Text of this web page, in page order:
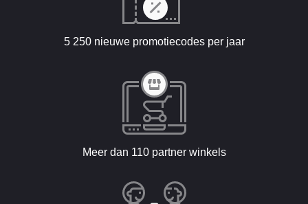
5 250 nieuwe promotiecodes per jaar
Meer dan 110 partner winkels